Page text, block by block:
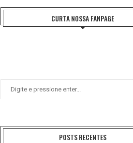
CURTA NOSSA FANPAGE
POSTS RECENTES